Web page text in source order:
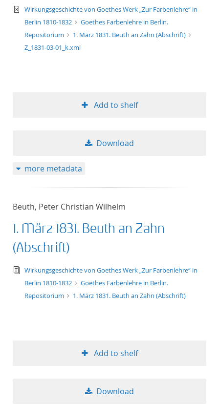
format ascending
text/xml
Wirkungsgeschichte von Goethes Werk „Zur Farbenlehre“ in
Berlin 1810-1832
Goethes Farbenlehre in Berlin.
Repositorium
1. März 1831. Beuth an Zahn (Abschrift)
Z_1831-03-01_k.xml
Add to shelf
Download
more metadata
Beuth, Peter Christian Wilhelm
1. März 1831. Beuth an Zahn
(Abschrift)
text/tg.edition+tg.aggregation+xml
Wirkungsgeschichte von Goethes Werk „Zur Farbenlehre“ in
Berlin 1810-1832
Goethes Farbenlehre in Berlin.
Repositorium
1. März 1831. Beuth an Zahn (Abschrift)
Add to shelf
Download